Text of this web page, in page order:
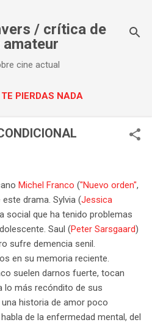
/ crítica de
amateur
cine actual
PIERDAS NADA
Michel Franco ("Nuevo orden",
drama. Sylvia (Jessica
social que ha tenido problemas
Saul (Peter Sarsgaard)
sufre demencia senil.
en su memoria reciente.
suelen darnos fuerte, tocan
lo más recóndito de sus
historia de amor poco
de la enfermedad mental, del